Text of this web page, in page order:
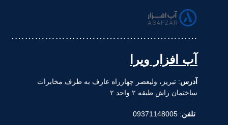
……………………………………………….
آب افزار ویرا
آدرس: تبریز، ولیعصر چهارراه عارف به طرف مخابرات
ساختمان راش طبقه ۲ واحد ۲
تلفن: 09371148005